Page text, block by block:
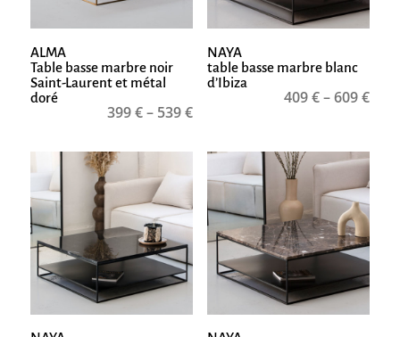
ALMA
Table basse marbre noir
Saint-Laurent et métal
doré
399€– 539€
NAYA
table basse marbre blanc
d’Ibiza
409€–609€